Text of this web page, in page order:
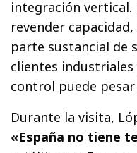
integración vertical.
revender
parte sustancial de
clientes
control puede
Durante la visita,
«España no tiene